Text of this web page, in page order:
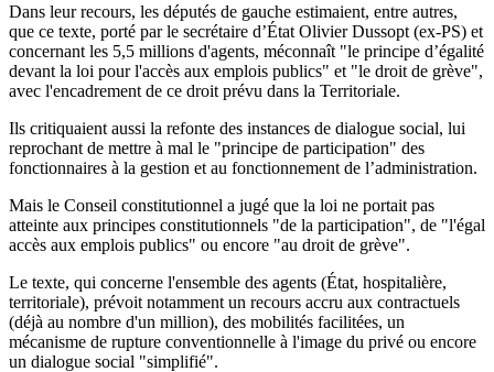
Dans leur recours, les députés de gauche estimaient, entre autres,
que ce texte, porté par le secrétaire d’État Olivier Dussopt (ex-PS) et
concernant les 5,5 millions d'agents, méconnaît "le principe d’égalité
devant la loi pour l'accès aux emplois publics" et "le droit de grève",
avec l'encadrement de ce droit prévu dans la Territoriale.
Ils critiquaient aussi la refonte des instances de dialogue social, lui
reprochant de mettre à mal le "principe de participation" des
fonctionnaires à la gestion et au fonctionnement de l’administration.
Mais le Conseil constitutionnel a jugé que la loi ne portait pas
atteinte aux principes constitutionnels "de la participation", de "l'égal
accès aux emplois publics" ou encore "au droit de grève".
Le texte, qui concerne l'ensemble des agents (État, hospitalière,
territoriale), prévoit notamment un recours accru aux contractuels
(déjà au nombre d'un million), des mobilités facilitées, un
mécanisme de rupture conventionnelle à l'image du privé ou encore
un dialogue social "simplifié".